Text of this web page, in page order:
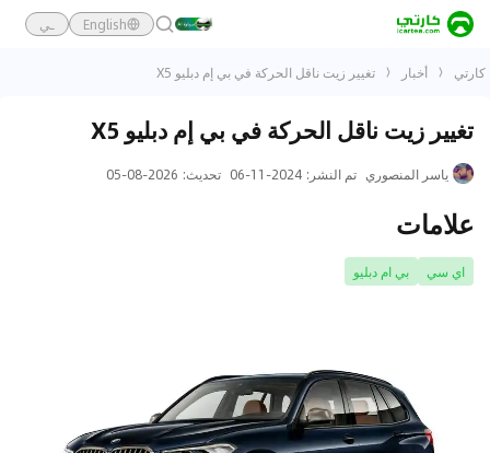
English ـي
كارتي أخبار تغيير زيت ناقل الحركة في بي إم دبليو X5
تغيير زيت ناقل الحركة في بي إم دبليو X5
ياسر المنصوري تم النشر :
2024-11-06 تحديث:
2026-08-05
علامات
اي سي بي ام دبليو